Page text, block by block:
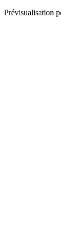
Prévisualisation